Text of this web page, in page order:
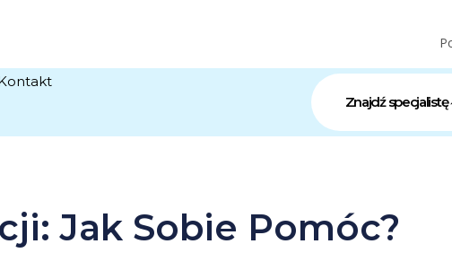
Znajdź specjalistę
Jak Sobie Pomóc?